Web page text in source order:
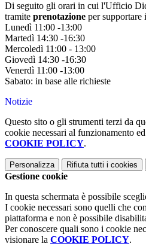
Di seguito gli orari in cui l'Ufficio
tramite prenotazione per supportare
Lunedì 11:00 -13:00
Martedì 14:30 -16:30
Mercoledì 11:00 - 13:00
Giovedì 14:30 -16:30
Venerdì 11:00 -13:00
Sabato: in base alle richieste
Notizie
Questo sito o gli strumenti terzi da
cookie necessari al funzionamento
COOKIE POLICY.
Personalizza Rifiuta tutti i cookies
Gestione cookie
In questa schermata è possibile
I cookie necessari sono quelli che
piattaforma e non è possibile
Per conoscere quali sono i cookie
visionare la COOKIE POLICY.